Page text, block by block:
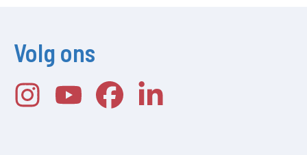
Volg ons